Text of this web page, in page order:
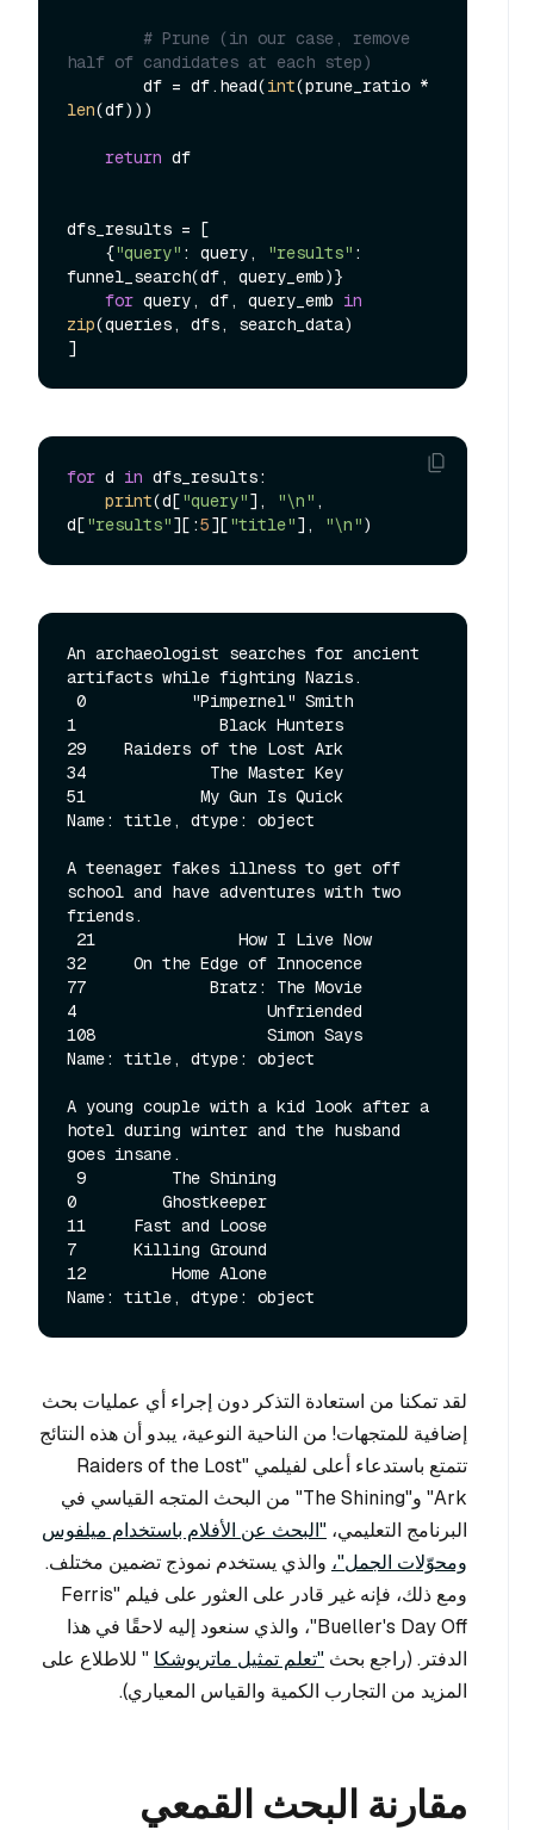
# Prune (in our case, remove
half of candidates at each step)
        df = df.head(
int
len(df)))
return df
dfs_results = [
    {
"query" : query, "results" :
funnel_search(df, query_emb)}
for query, df, query_emb in
zip(queries, dfs, search_data)
for d in dfs_results:
print(d["query"], "\n" ,
d["results"][:5]["title"], "\n"
An archaeologist searches for ancient
artifacts while fighting Nazis.
1               Black Hunters
29    Raiders of the Lost Ark
34             The Master Key
51            My Gun Is Quick
Name: title, dtype: object
A teenager fakes illness to get off
school and have adventures with two
friends.
32     On the Edge of Innocence
77             Bratz: The Movie
4                    Unfriended
108                  Simon Says
Name: title, dtype: object
A young couple with a kid look after a
hotel during winter and the husband
goes insane.
0         Ghostkeeper
11     Fast and Loose
7      Killing Ground
12         Home Alone
لقد تمكنا من استعادة التذكر دون إجراء أي عمليات بحث
إضافية للمتجهات! من الناحية النوعية، يبدو أن هذه النتائج
تتمتع باستدعاء أعلى لفيلمي "Raiders of the Lost
Ark" و"The Shining" من البحث المتجه القياسي في
البرنامج التعليمي، "البحث عن الأفلام باستخدام ميلفوس
ومحوّلات الجمل"، والذي يستخدم نموذج تضمين مختلف.
ومع ذلك، فإنه غير قادر على العثور على فيلم "Ferris
Bueller's Day Off"، والذي سنعود إليه لاحقًا في هذا
الدفتر. (راجع بحث "تعلم تمثيل ماتريوشكا " للاطلاع على
المزيد من التجارب الكمية والقياس المعياري).
مقارنة البحث القمعي